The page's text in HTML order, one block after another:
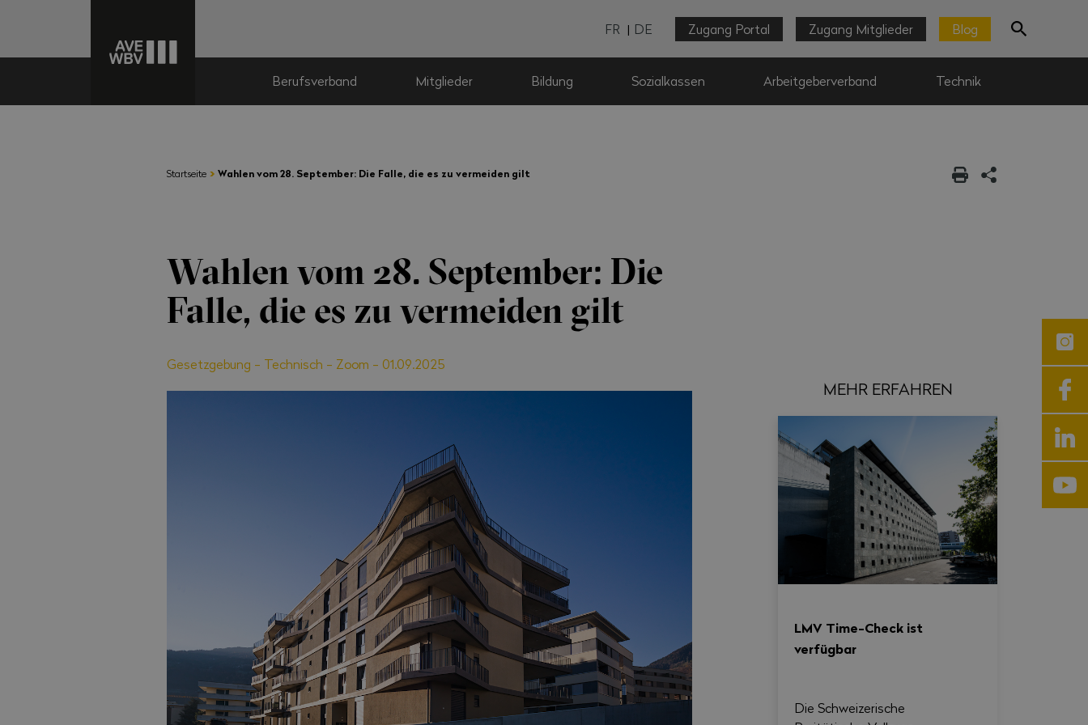
FR DE Zugang Portal Zugang Mitglieder Blog
Berufsverband Mitglieder Bildung Sozialkassen Arbeitgeberverband Technik
Startseite › Wahlen vom 28. September: Die Falle, die es zu vermeiden gilt
Wahlen vom 28. September: Die
Falle, die es zu vermeiden gilt
Gesetzgebung - Technisch - Zoom - 01.09.2025
MEHR ERFAHREN
LMV Time-Check ist
verfügbar
Die Schweizerische